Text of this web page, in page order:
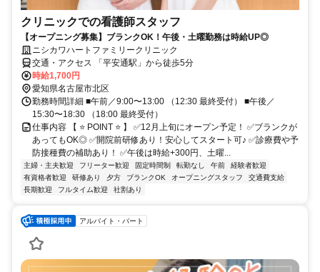
クリニックでの看護師スタッフ
【オープニング募集】ブランクOK！午後・土曜勤務は時給UP◎
ニシカワハートファミリークリニック
交通・アクセス 「平安通駅」から徒歩5分
時給1,700円
愛知県名古屋市北区
勤務時間詳細 ■午前／9:00〜13:00 （12:30 最終受付） ■午後／
15:30〜18:30 （18:00 最終受付）
仕事内容 【 ⭐ POINT ⭐ 】 ✅12月上旬にオープン予定！ ✅ブランクが
あってもOK◎ ✅開院前研修あり！安心してスタート可♪ ✅診療費や予
防接種費の補助あり！ ✅午後は時給+300円、土曜...
主婦・主夫歓迎 フリーター歓迎 固定時間制 転勤なし 午前
経験者歓迎
有資格者歓迎
研修あり 夕方 ブランクOK オープニングスタッフ
交通費支給
長期歓迎
フルタイム歓迎 社割あり
アルバイト・パート